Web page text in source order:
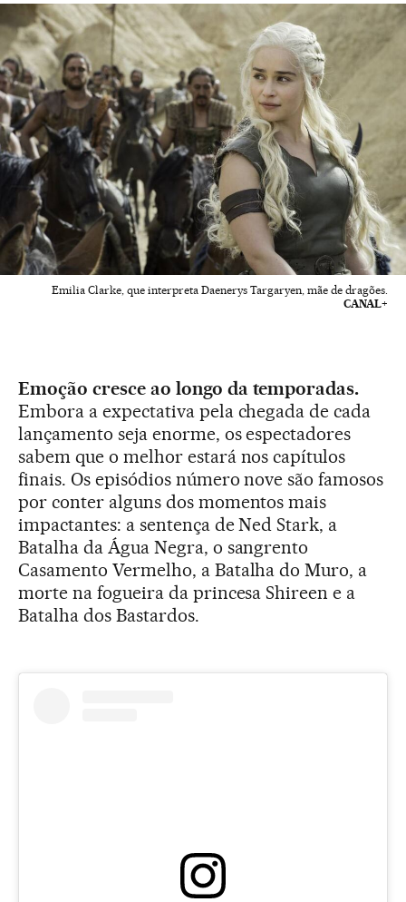
Emilia Clarke, que interpreta Daenerys Targaryen, mãe de dragões.
CANAL+
Emoção cresce ao longo da temporadas.
Embora a expectativa pela chegada de cada
lançamento seja enorme, os espectadores
sabem que o melhor estará nos capítulos
finais. Os episódios número nove são famosos
por conter alguns dos momentos mais
impactantes: a sentença de Ned Stark, a
Batalha da Água Negra, o sangrento
Casamento Vermelho, a Batalha do Muro, a
morte na fogueira da princesa Shireen e a
Batalha dos Bastardos.